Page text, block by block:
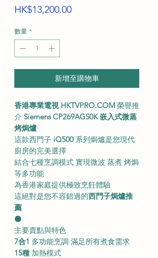
HK$13,200.00價
數量 *
新增至購物車
香港專業電視 HKTVPRO.COM 榮譽推
介 Siemens CP269AGS0K 嵌入式微蒸
烤焗爐
這款西門子 iQ500 系列焗爐是您現代
廚房的完美選擇
結合七種烹調模式 實現微波 蒸煮 烤焗
等多功能
為香港家庭提供極致烹飪體驗
這絕對是您不容錯過的西門子焗爐推
薦
⚫
主要賣點與特色
7合1 多功能烹調 滿足所有煮食需求
15種 加熱模式